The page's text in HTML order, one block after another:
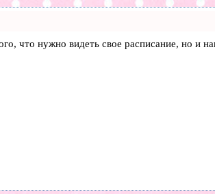
что нужно видеть свое расписание, но